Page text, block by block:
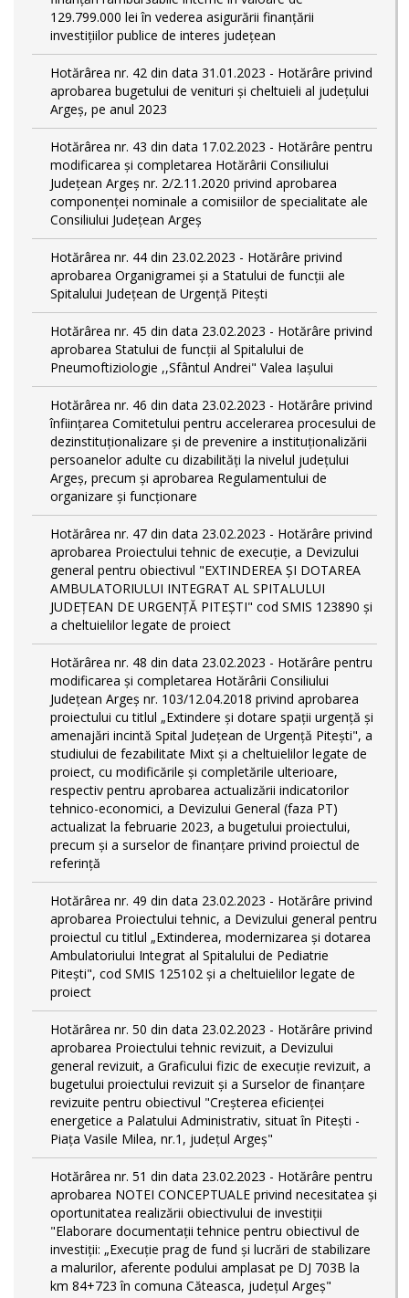
129.799.000 lei în vederea asigurării finanţării
investiţiilor publice de interes judeţean
Hotărârea nr. 42 din data 31.01.2023 - Hotărâre privind
aprobarea bugetului de venituri şi cheltuieli al judeţului
Argeş, pe anul 2023
Hotărârea nr. 43 din data 17.02.2023 - Hotărâre pentru
modificarea și completarea Hotărârii Consiliului
Județean Argeș nr. 2/2.11.2020 privind aprobarea
componenței nominale a comisiilor de specialitate ale
Consiliului Județean Argeș
Hotărârea nr. 44 din 23.02.2023 - Hotărâre privind
aprobarea Organigramei și a Statului de funcții ale
Spitalului Județean de Urgență Pitești
Hotărârea nr. 45 din data 23.02.2023 - Hotărâre privind
aprobarea Statului de funcții al Spitalului de
Pneumoftiziologie ,,Sfântul Andrei" Valea Iașului
Hotărârea nr. 46 din data 23.02.2023 - Hotărâre privind
înființarea Comitetului pentru accelerarea procesului de
dezinstituționalizare şi de prevenire a instituționalizării
persoanelor adulte cu dizabilități la nivelul județului
Argeș, precum și aprobarea Regulamentului de
organizare și funcționare
Hotărârea nr. 47 din data 23.02.2023 - Hotărâre privind
aprobarea Proiectului tehnic de execuţie, a Devizului
general pentru obiectivul "EXTINDEREA ȘI DOTAREA
AMBULATORIULUI INTEGRAT AL SPITALULUI
JUDEȚEAN DE URGENȚĂ PITEȘTI" cod SMIS 123890 și
a cheltuielilor legate de proiect
Hotărârea nr. 48 din data 23.02.2023 - Hotărâre pentru
modificarea și completarea Hotărârii Consiliului
Județean Argeș nr. 103/12.04.2018 privind aprobarea
proiectului cu titlul „Extindere și dotare spații urgență și
amenajări incintă Spital Județean de Urgență Pitești", a
studiului de fezabilitate Mixt și a cheltuielilor legate de
proiect, cu modificările și completările ulterioare,
respectiv pentru aprobarea actualizării indicatorilor
tehnico-economici, a Devizului General (faza PT)
actualizat la februarie 2023, a bugetului proiectului,
precum și a surselor de finanțare privind proiectul de
referință
Hotărârea nr. 49 din data 23.02.2023 - Hotărâre privind
aprobarea Proiectului tehnic, a Devizului general pentru
proiectul cu titlul „Extinderea, modernizarea și dotarea
Ambulatoriului Integrat al Spitalului de Pediatrie
Pitești", cod SMIS 125102 și a cheltuielilor legate de
proiect
Hotărârea nr. 50 din data 23.02.2023 - Hotărâre privind
aprobarea Proiectului tehnic revizuit, a Devizului
general revizuit, a Graficului fizic de execuţie revizuit, a
bugetului proiectului revizuit și a Surselor de finanțare
revizuite pentru obiectivul "Creşterea eficienţei
energetice a Palatului Administrativ, situat în Piteşti -
Piaţa Vasile Milea, nr.1, judeţul Argeş"
Hotărârea nr. 51 din data 23.02.2023 - Hotărâre pentru
aprobarea NOTEI CONCEPTUALE privind necesitatea și
oportunitatea realizării obiectivului de investiții
"Elaborare documentații tehnice pentru obiectivul de
investiţii: „Execuție prag de fund și lucrări de stabilizare
a malurilor, aferente podului amplasat pe DJ 703B la
km 84+723 în comuna Căteasca, județul Argeș"